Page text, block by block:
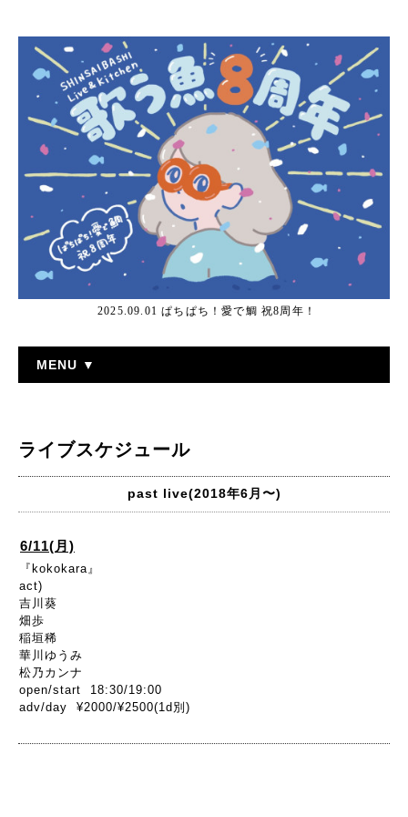
2025.09.01 ぱちぱち！愛で鯛 祝8周年！
MENU ▼
ライブスケジュール
past live(2018年6月〜)
6/11(月)
『kokokara』
act)
吉川葵
畑歩
稲垣稀
華川ゆうみ
松乃カンナ
open/start 18:30/19:00
adv/day ¥2000/¥2500(1d別)